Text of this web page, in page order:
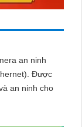
an ninh
Được
an ninh cho